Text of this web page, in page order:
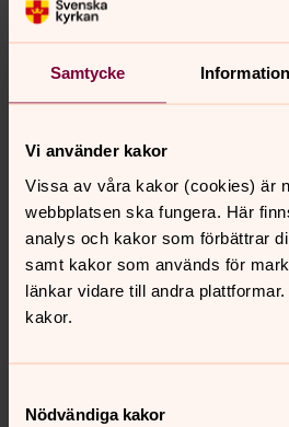
Samtycke Information
Vi använder kakor
Vissa av våra kakor (cookies) är
webbplatsen ska fungera. Här
analys och kakor som förbättrar
samt kakor som används för
länkar vidare till andra
kakor.
Nödvändiga kakor